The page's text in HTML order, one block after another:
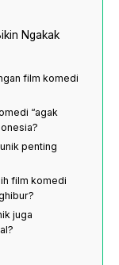
Ngakak
film komedi
“agak
penting
film komedi
juga